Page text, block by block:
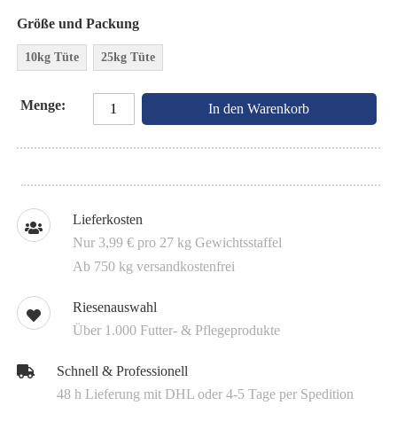
Größe und Packung
10kg Tüte 25kg Tüte
Menge In den Warenkorb
Lieferkosten
Nur 3,99 € pro 27 kg Gewichtsstaffel
Ab 750 kg versandkostenfrei
Riesenauswahl
Über 1.000 Futter- & Pflegeprodukte
Schnell & Professionell
48 h Lieferung mit DHL oder 4-5 Tage per Spedition